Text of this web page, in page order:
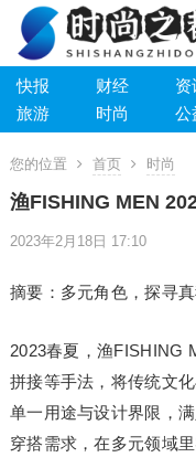
快报 财经 资
旅游
时尚 公
您的位置 首页 时尚
渔FISHING MEN
2023年2月18日 17:10
摘要：多元角色，探寻
2023春夏，渔FISHING
拼接等手法，将传统文
单一用途与设计界限，
穿搭需求，在多元领域里